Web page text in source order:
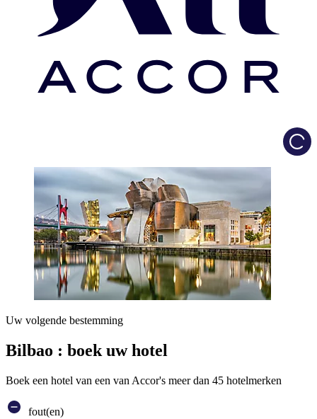
Uw volgende bestemming
Bilbao : boek uw hotel
Boek een hotel van een van Accor's meer dan 45 hotelmerken
fout(en)